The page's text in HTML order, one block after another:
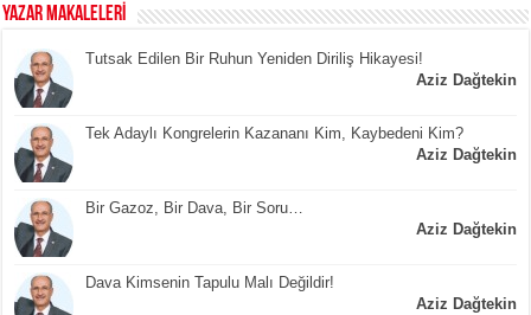
YAZAR MAKALELERİ
Tutsak Edilen Bir Ruhun Yeniden Diriliş Hikayesi!
Aziz Dağtekin
Tek Adaylı Kongrelerin Kazananı Kim, Kaybedeni Kim?
Aziz Dağtekin
Bir Gazoz, Bir Dava, Bir Soru…
Aziz Dağtekin
Dava Kimsenin Tapulu Malı Değildir!
Aziz Dağtekin